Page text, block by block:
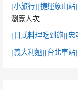
[小旅行][捷運象山
瀏覽人次
[日式料理吃到飽][
[義大利麵][台北車站